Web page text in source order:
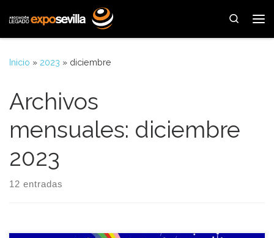
Saltar al contenido
Search
Inicio » 2023 » diciembre
Archivos
mensuales: diciembre
2023
12 entradas